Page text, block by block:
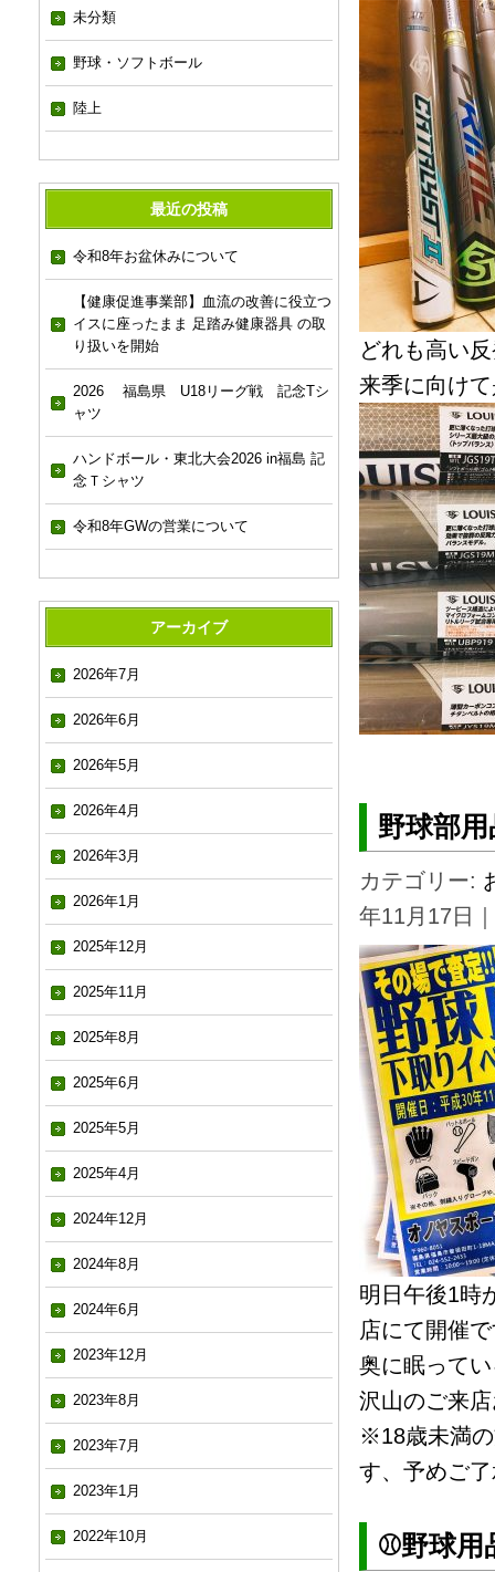
未分類
野球・ソフトボール
陸上
最近の投稿
令和8年お盆休みについて
【健康促進事業部】血流の改善に役立つ
イスに座ったまま 足踏み健康器具 の取
り扱いを開始
2026 福島県 U18リーグ戦 記念Tシ
ャツ
ハンドボール・東北大会2026 in福島 記
念Ｔシャツ
令和8年GWの営業について
アーカイブ
2026年7月
2026年6月
2026年5月
2026年4月
2026年3月
2026年1月
2025年12月
2025年11月
2025年8月
2025年6月
2025年5月
2025年4月
2024年12月
2024年8月
2024年6月
2023年12月
2023年8月
2023年7月
2023年1月
2022年10月
どれも高い
来季に向け
野球部用
カテゴリー:
年11月17日
明日午後1時
店にて開催で
奥に眠って
沢山のご来
※18歳未満の
す、予めご
⚾️野球